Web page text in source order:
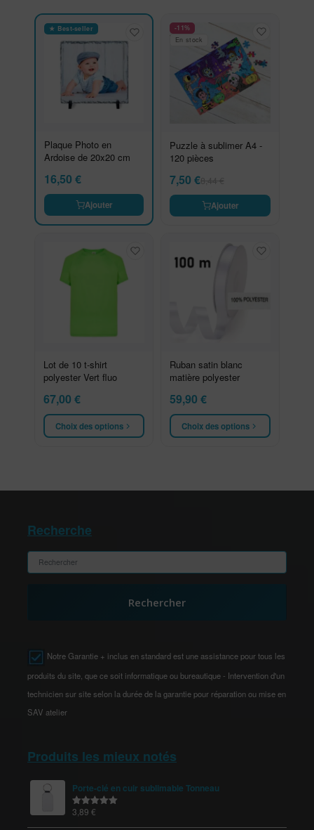
★ Best-seller
Plaque Photo en
Ardoise de 20x20 cm
16,50 €
Ajouter
-11%
En stock
Puzzle à sublimer A4 -
120 pièces
7,50 €
Ajouter
Lot de 10 t-shirt
polyester Vert fluo
67,00 €
Choix des options
Ruban satin blanc
matière polyester
59,90 €
Choix des options
Recherche
Rechercher
Notre Garantie + inclus en standard est une assistance pour tous les
produits du site, que ce soit informatique ou bureautique - Intervention d'un
technicien sur site selon la durée de la garantie pour réparation ou mise en
SAV atelier
Produits les mieux notés
Porte-clé en cuir sublimable Tonneau
Note5.00
3,89 €